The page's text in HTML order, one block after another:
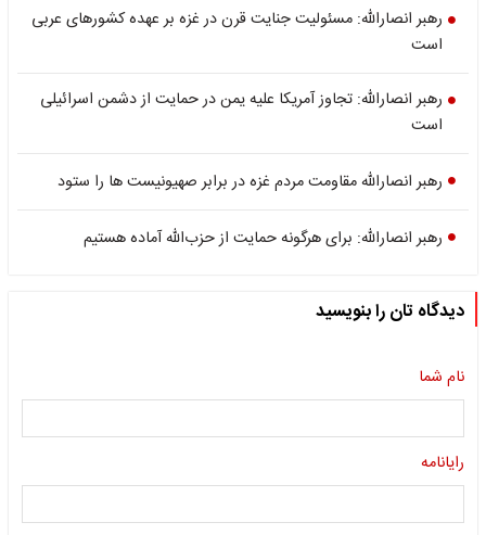
رهبر انصارالله: مسئولیت جنایت قرن در غزه بر عهده کشورهای عربی
است
رهبر انصارالله: تجاوز آمریکا علیه یمن در حمایت از دشمن اسرائیلی
است
رهبر انصارالله مقاومت مردم غزه در برابر صهیونیست ها را ستود
رهبر انصارالله: برای هرگونه حمایت از حزب‌الله آماده هستیم
دیدگاه تان را بنویسید
نام شما
رایانامه